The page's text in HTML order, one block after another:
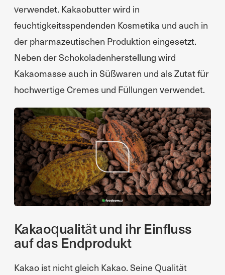
verwendet. Kakaobutter wird in
feuchtigkeitsspendenden Kosmetika und auch in
der pharmazeutischen Produktion eingesetzt.
Neben der Schokoladenherstellung wird
Kakaomasse auch in Süßwaren und als Zutat für
hochwertige Cremes und Füllungen verwendet.
Kakaoqualität und ihr Einfluss
auf das Endprodukt
Kakao ist nicht gleich Kakao. Seine Qualität